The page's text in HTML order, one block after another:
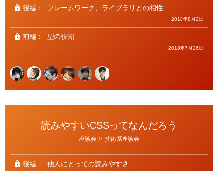
後編： フレームワーク、ライブラリとの相性
2018年8月2日
前編： 型の役割
2018年7月26日
読みやすいCSSってなんだろう
リ
ー
座談会 > 技術系座談会
後編 他人にとっての読みやすさ